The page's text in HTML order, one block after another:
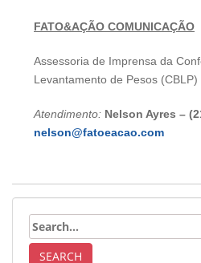
FATO&AÇÃO COMUNICAÇÃO
Assessoria de Imprensa da
Levantamento de Pesos (CBLP)
Atendimento: Nelson Ayres –
nelson@fatoeacao.com